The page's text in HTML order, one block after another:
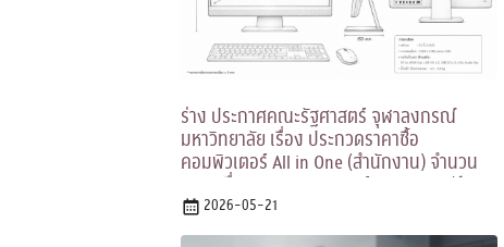
ร่าง ประกาศคณะรัฐศาสตร์ จุฬาลงกรณ์
มหาวิทยาลัย เรื่อง ประกวดราคาซื้อ
คอมพิวเตอร์ All in One (สำนักงาน) จำนวน
๑๗ เครื่อง และคอมพิวเตอร์ All in One (ห้อง
ปฏิบัติการ) จำนวน ๑๐๐ เครื่อง ด้วยวิธี
ประกวดราคาอิเล็กทรอนิกส์ (e-bidding)
2026-05-21